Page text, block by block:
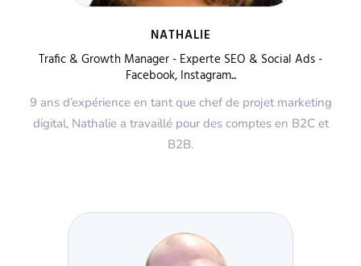
NATHALIE
Trafic & Growth Manager - Experte SEO & Social Ads -
Facebook, Instagram...
9 ans d’expérience en tant que chef de projet marketing
digital, Nathalie a travaillé pour des comptes en B2C et
B2B.